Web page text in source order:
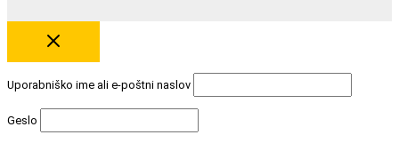
Uporabniško ime ali e-poštni naslov
Geslo